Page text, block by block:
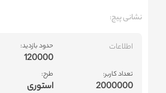
نشانی پیج:
اطلاعات
تعداد کاربر:
2000000
حدود بازدید:
120000
طرح:
استوری